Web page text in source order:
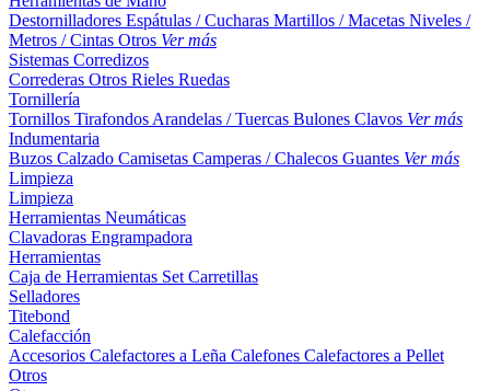
Destornilladores Espátulas / Cucharas Martillos / Macetas Niveles /
Metros / Cintas Otros Ver más
Sistemas Corredizos
Correderas Otros Rieles Ruedas
Tornillería
Tornillos Tirafondos Arandelas / Tuercas Bulones Clavos Ver más
Indumentaria
Buzos Calzado Camisetas Camperas / Chalecos Guantes Ver más
Limpieza
Limpieza
Herramientas Neumáticas
Clavadoras Engrampadora
Herramientas
Caja de Herramientas Set Carretillas
Selladores
Titebond
Calefacción
Accesorios Calefactores a Leña Calefones Calefactores a Pellet
Otros